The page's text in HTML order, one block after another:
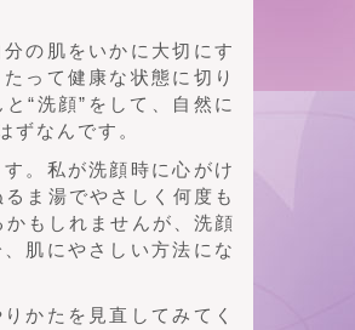
の肌をいかに大切にす
って健康な状態に切り
“洗顔”をして、自然に
ずなんです。
。私が洗顔時に心がけ
ま湯でやさしく何度も
もしれませんが、洗顔
肌にやさしい方法にな
かたを見直してみてく